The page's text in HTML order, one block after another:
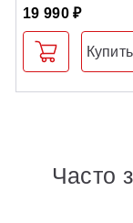
19 990 ₽
Часто